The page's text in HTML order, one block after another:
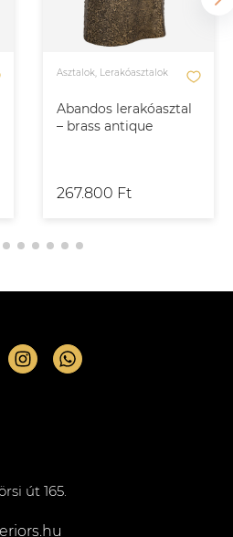
Abandos lerakóasztal
– brass antique
Asztalok, Lerakóasztalok
267.800 Ft
út 165.